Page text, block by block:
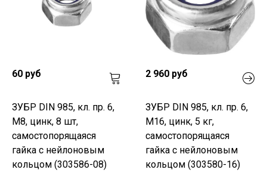
60 руб
ЗУБР DIN 985, кл. пр. 6,
M8, цинк, 8 шт,
самостопорящаяся
гайка с нейлоновым
кольцом (303586-08)
2 960 руб
ЗУБР DIN 985, кл. пр. 6,
M16, цинк, 5 кг,
самостопорящаяся
гайка с нейлоновым
кольцом (303580-16)